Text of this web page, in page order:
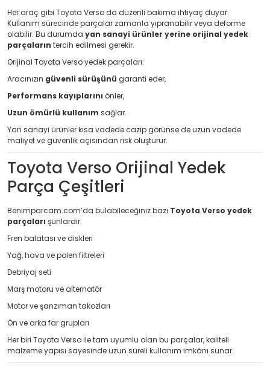
Her araç gibi Toyota Verso da düzenli bakıma ihtiyaç duyar.
Kullanım sürecinde parçalar zamanla yıpranabilir veya deforme
olabilir. Bu durumda yan sanayi ürünler yerine orijinal yedek
parçaların tercih edilmesi gerekir.
Orijinal Toyota Verso yedek parçaları:
Aracınızın güvenli sürüşünü garanti eder,
Performans kayıplarını önler,
Uzun ömürlü kullanım sağlar.
Yan sanayi ürünler kısa vadede cazip görünse de uzun vadede
maliyet ve güvenlik açısından risk oluşturur.
Toyota Verso Orijinal Yedek
Parça Çeşitleri
Benimparcam.com’da bulabileceğiniz bazı Toyota Verso yedek
parçaları şunlardır:
Fren balatası ve diskleri
Yağ, hava ve polen filtreleri
Debriyaj seti
Marş motoru ve alternatör
Motor ve şanzıman takozları
Ön ve arka far grupları
Her biri Toyota Verso ile tam uyumlu olan bu parçalar, kaliteli
malzeme yapısı sayesinde uzun süreli kullanım imkânı sunar.